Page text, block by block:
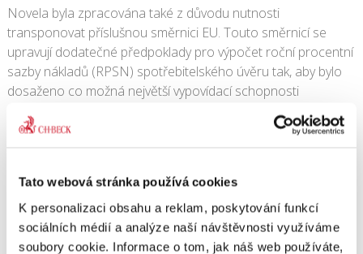
Tato webová stránka používá cookies
K personalizaci obsahu a reklam, poskytování funkcí
sociálních médií a analýze naší návštěvnosti využíváme
soubory cookie. Informace o tom, jak náš web používáte,
Novela byla zpracována také z důvodu nutnosti
transponovat příslušnou směrnici EU. Touto směrnicí se
upravují dodatečné předpoklady pro výpočet roční procentní
sazby nákladů (RPSN) spotřebitelského úvěru tak, aby bylo
dosaženo co možná největší vypovídací schopnosti
a srovnatelnosti tohoto ukazatele u spotřebitelských úvěrů,
u nichž nejsou předem známy všechny parametry pro jeho
Návrhem se bude nyní zabývat Senát.
10. 12. 2012 | OBSAH